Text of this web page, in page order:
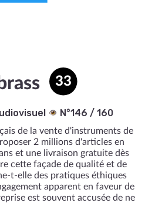
33
N°146 / 160
de la vente d'instruments de
2 millions d'articles en
et une livraison gratuite dès
cette façade de qualité et de
t-elle des pratiques éthiques
apparent en faveur de
est souvent accusée de ne